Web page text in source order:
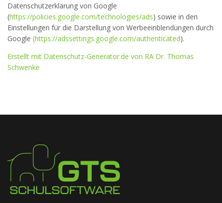
Datenschutzerklärung von Google
(https://policies.google.com/technologies/ads) sowie in den
Einstellungen für die Darstellung von Werbeeinblendungen durch
Google (https://adssettings.google.com/authenticated).
Erstellt mit Datenschutz-Generator.de von RA Dr. Thomas
Schwenke